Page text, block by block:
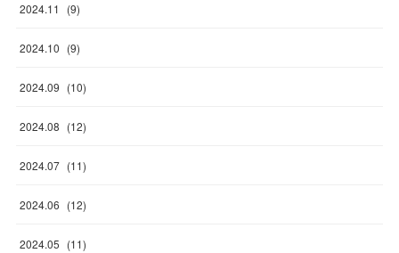
2024.11 (9)
2024.10 (9)
2024.09 (10)
2024.08 (12)
2024.07 (11)
2024.06 (12)
2024.05 (11)